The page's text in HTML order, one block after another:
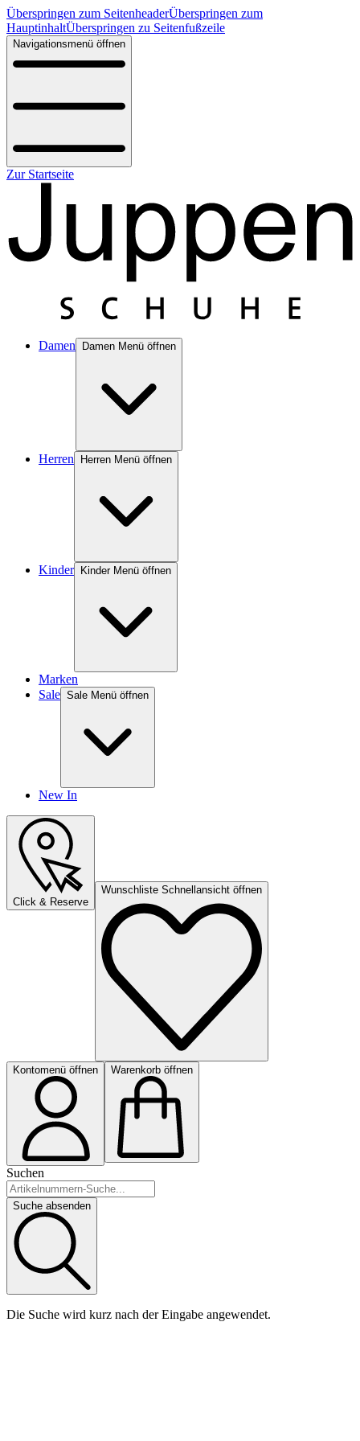
Überspringen zum SeitenheaderÜberspringen zum
HauptinhaltÜberspringen zu Seitenfußzeile
Navigationsmenü öffnen
Zur Startseite
Damen Damen Menü öffnen
Herren Herren Menü öffnen
Kinder Kinder Menü öffnen
Marken
Sale Sale Menü öffnen
New In
Click & Reserve
Wunschliste Schnellansicht öffnen
Kontomenü öffnen Warenkorb öffnen
Suchen
Suche absenden
Die Suche wird kurz nach der Eingabe angewendet.